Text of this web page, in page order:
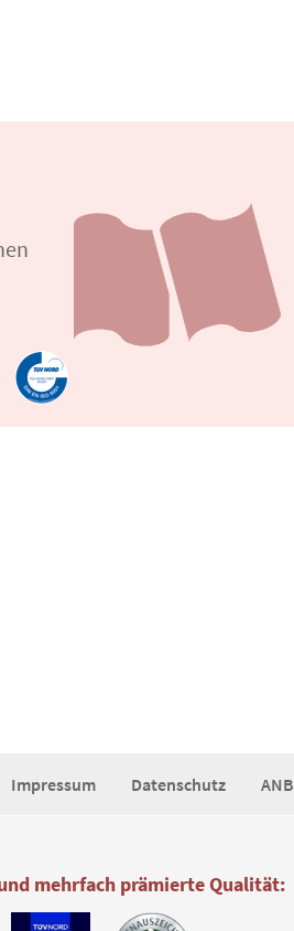
Impressum Datenschutz ANB
mehrfach prämierte Qualität: